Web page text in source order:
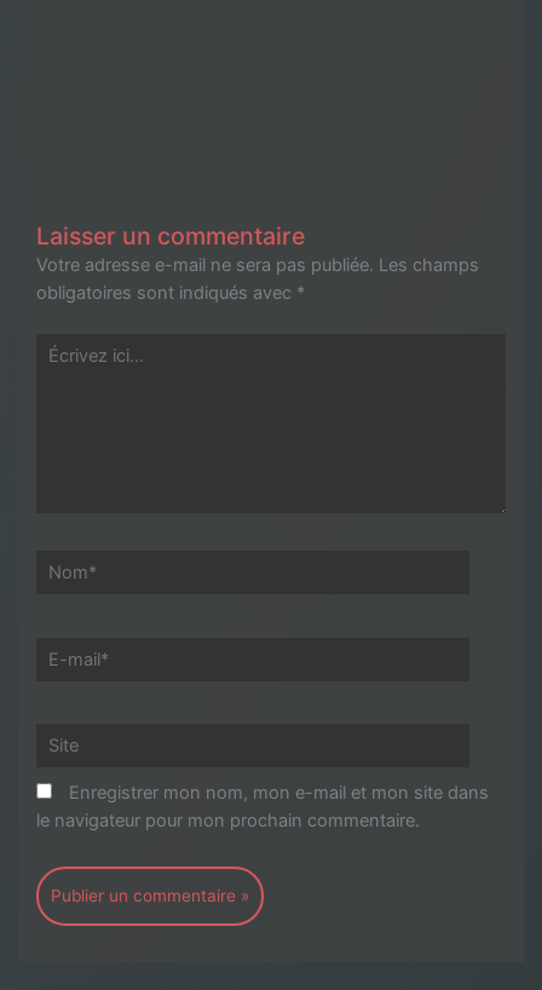
Laisser un commentaire
Votre adresse e-mail ne sera pas publiée. Les champs
obligatoires sont indiqués avec *
Écrivez
Nom*
E-
Site
Enregistrer mon nom, mon e-mail et mon site dans
le navigateur pour mon prochain commentaire.